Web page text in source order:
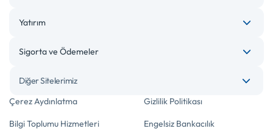
Yatırım
Sigorta ve Ödemeler
Diğer Sitelerimiz
Çerez Aydınlatma
Gizlilik Politikası
Bilgi Toplumu Hizmetleri Engelsiz Bankacılık